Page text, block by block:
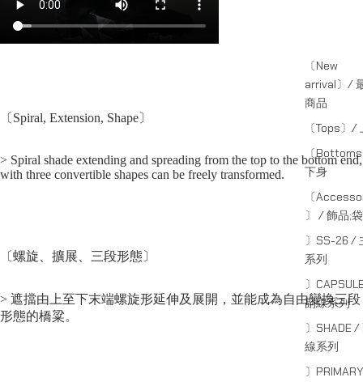
〔New
arrival〕/
商品
〔Tops〕/
〔
下身
〔
〕 / 飾品;袋
〕SS-26 /
系列
〕
副線系列
〕SHADE /
線系列
〕
〔Spiral, Extension, Shape〕
> Spiral shade extending and spreading from the top to the bottom end,
with three convertible shapes can be freely transformed.
〔螺旋、擴展、三段形態〕
> 遮擋由上至下末端螺旋形延伸及展開，並能成為自由變換三段
形態的橋粱。